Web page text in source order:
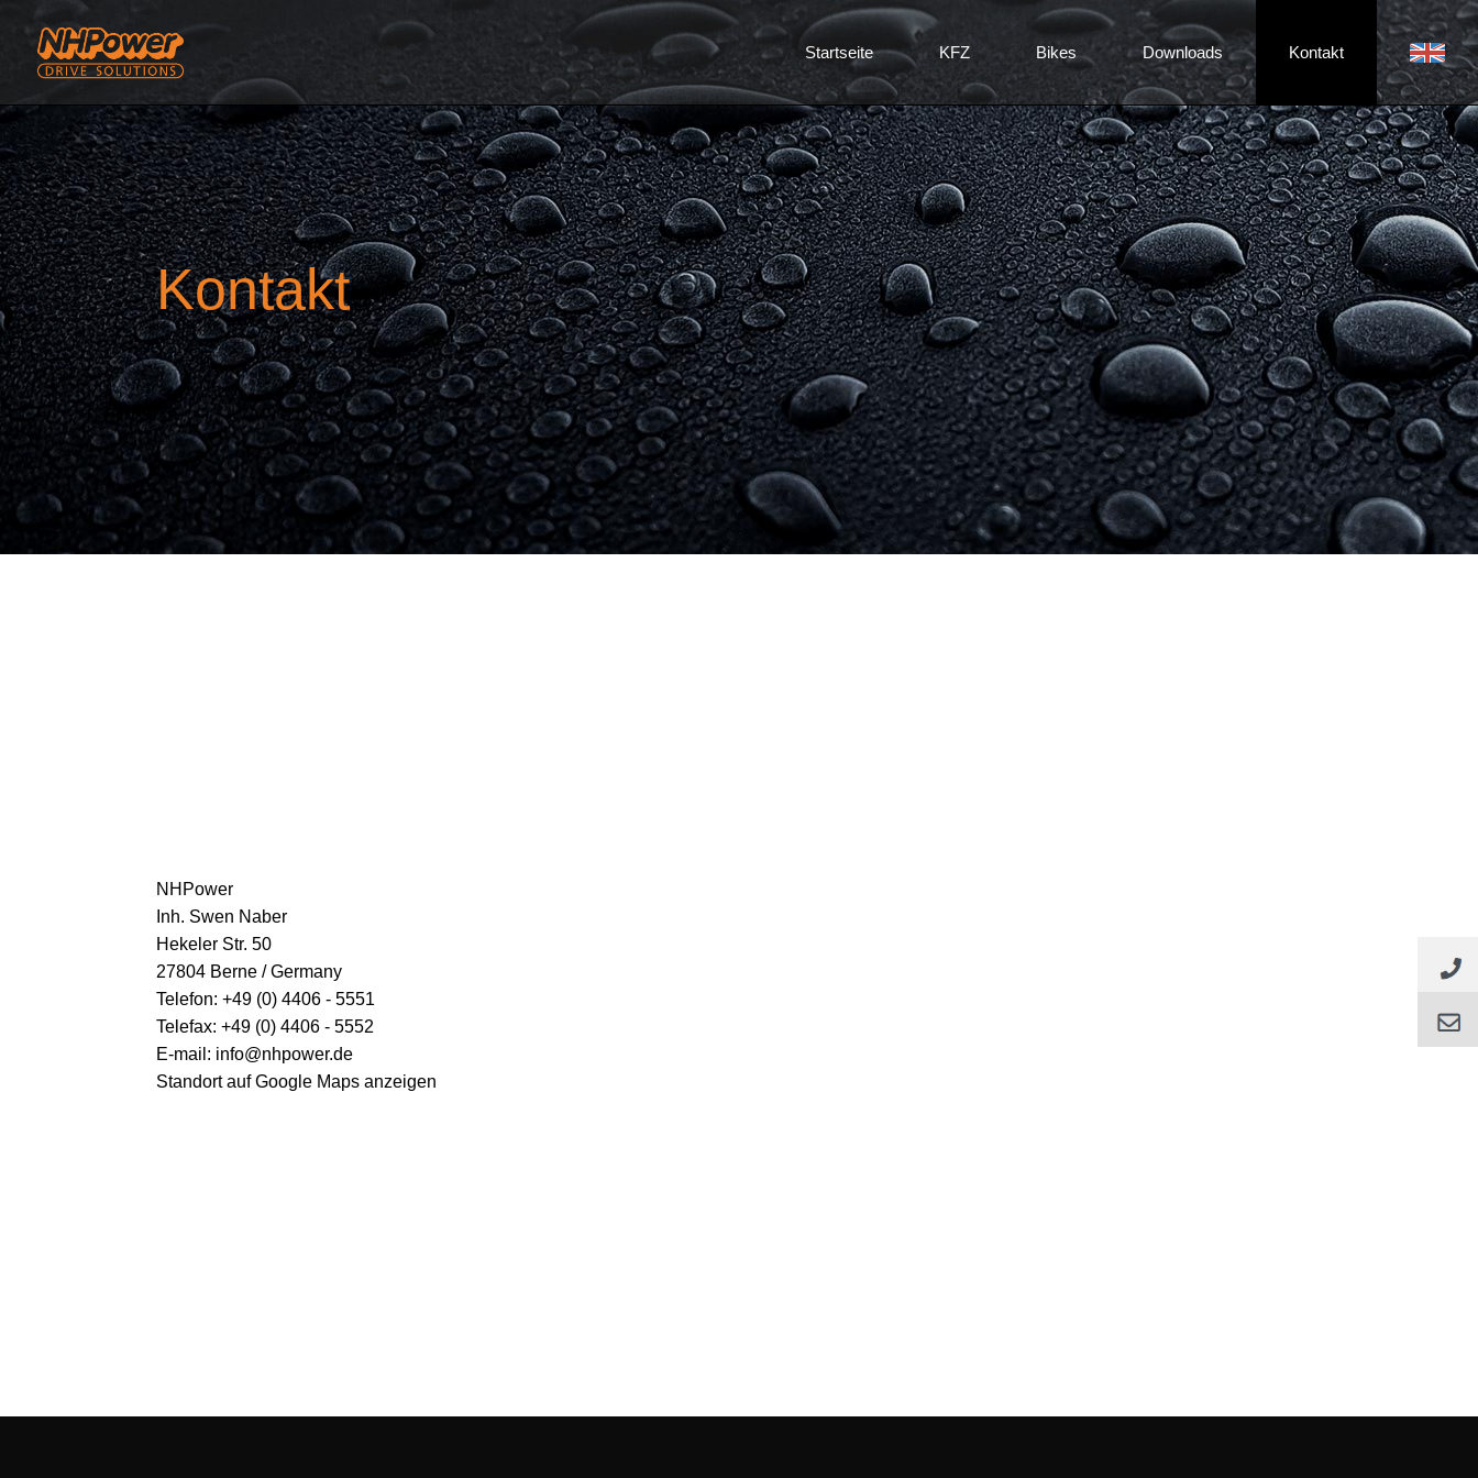
Startseite KFZ Bikes Downloads Kontakt
Kontakt
NHPower
Inh. Swen Naber
Hekeler Str. 50
27804 Berne / Germany
Telefon: +49 (0) 4406 - 5551
Telefax: +49 (0) 4406 - 5552
E-mail: info@nhpower.de
Standort auf Google Maps anzeigen